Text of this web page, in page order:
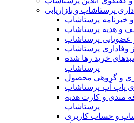
پرستاشاپ و بازاریابی
خبرنامه پرستاشاپ
و هدیه پرستاشاپ
عضویابی پرستاشاپ
وفاداری پرستاشاپ
خرید رها شده
پرستاشاپ
و گروهی محصول
پاپ آپ پرستاشاپ
مندی و کارت هدیه
پرستاشاپ
و حساب کاربری